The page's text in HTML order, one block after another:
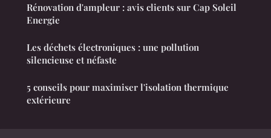
Rénovation d'ampleur : avis clients sur Cap Soleil
Energie
Les déchets électroniques : une pollution
silencieuse et néfaste
5 conseils pour maximiser l'isolation thermique
extérieure